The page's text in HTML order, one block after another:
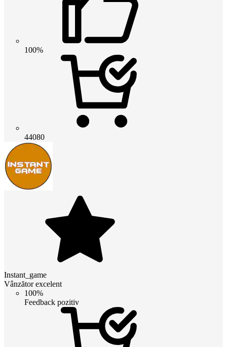
100%
44080
Instant_game
Vânzător excelent
100%
Feedback pozitiv